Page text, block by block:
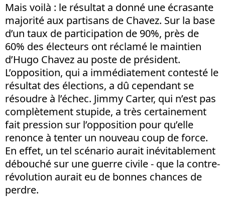
Mais voilà : le résultat a donné une écrasante
majorité aux partisans de Chavez. Sur la base
d’un taux de participation de 90%, près de
60% des électeurs ont réclamé le maintien
d’Hugo Chavez au poste de président.
L’opposition, qui a immédiatement contesté le
résultat des élections, a dû cependant se
résoudre à l’échec. Jimmy Carter, qui n’est pas
complètement stupide, a très certainement
fait pression sur l’opposition pour qu’elle
renonce à tenter un nouveau coup de force.
En effet, un tel scénario aurait inévitablement
débouché sur une guerre civile - que la contre-
révolution aurait eu de bonnes chances de
perdre.